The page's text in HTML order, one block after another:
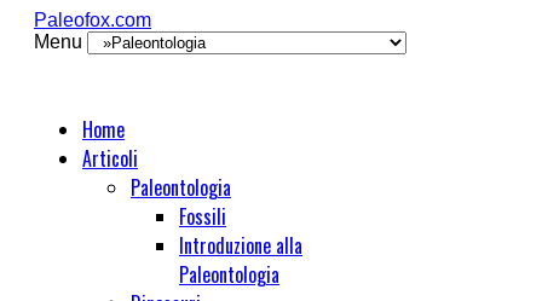
Paleofox.com
Menu
Home
Articoli
Paleontologia
Fossili
Introduzione alla
Paleontologia